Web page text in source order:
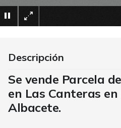
Descripción
Se vende Parcela
en Las Canteras
Albacete.